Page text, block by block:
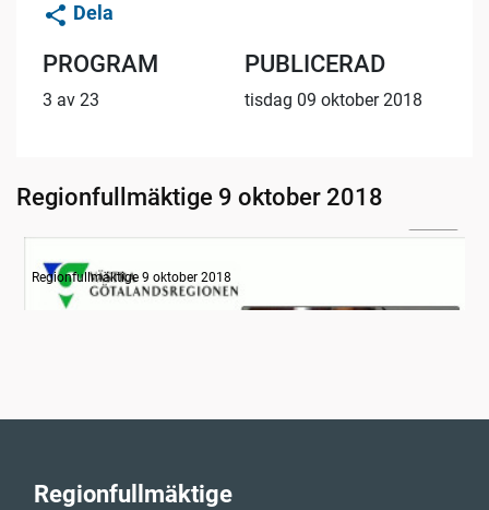
Dela
PROGRAM
3 av 23
PUBLICERAD
tisdag 09 oktober 2018
Regionfullmäktige 9 oktober 2018
Information
Regionfullmäktige 9 oktober 2018
Regionfullmäktige